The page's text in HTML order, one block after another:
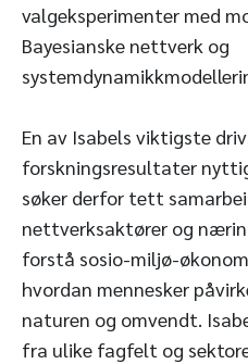
valgeksperimenter med
Bayesianske nettverk og
En av Isabels viktigste
forskningsresultater
søker derfor tett
nettverksaktører og
forstå sosio-miljø-
hvordan mennesker
naturen og omvendt.
fra ulike fagfelt og